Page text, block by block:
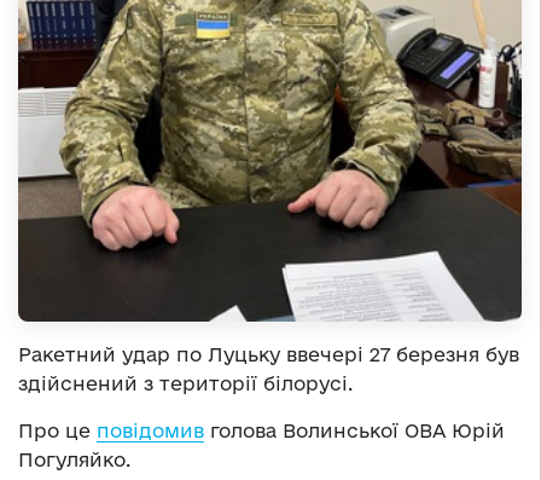
Ракетний удар по Луцьку ввечері 27 березня був
здійснений з території білорусі.
Про це повідомив голова Волинської ОВА Юрій
Погуляйко.